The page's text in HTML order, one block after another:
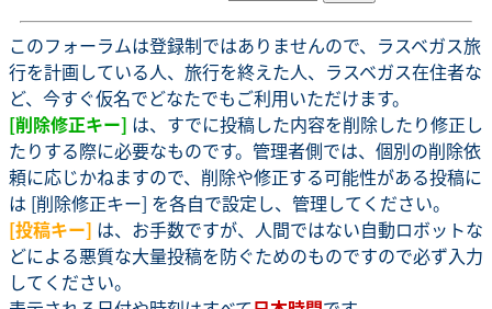
このフォーラムは登録制ではありませんので、ラスベガス旅
行を計画している人、旅行を終えた人、ラスベガス在住者な
ど、今すぐ仮名でどなたでもご利用いただけます。
[削除修正キー] は、すでに投稿した内容を削除したり修正し
たりする際に必要なものです。管理者側では、個別の削除依
頼に応じかねますので、削除や修正する可能性がある投稿に
は [削除修正キー] を各自で設定し、管理してください。
[投稿キー] は、お手数ですが、人間ではない自動ロボットな
どによる悪質な大量投稿を防ぐためのものですので必ず入力
してください。